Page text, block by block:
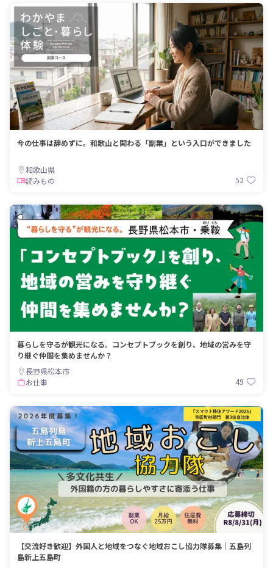
今の仕事は辞めずに。和歌山と関わる「副業」という入口ができました
和歌山県
読みもの
52
暮らしを守るが観光になる。コンセプトブックを創り、地域の営みを守
り継ぐ仲間を集めませんか？
長野県松本市
お仕事
49
【交流好き歓迎】外国人と地域をつなぐ地域おこし協力隊募集｜五島列
島新上五島町